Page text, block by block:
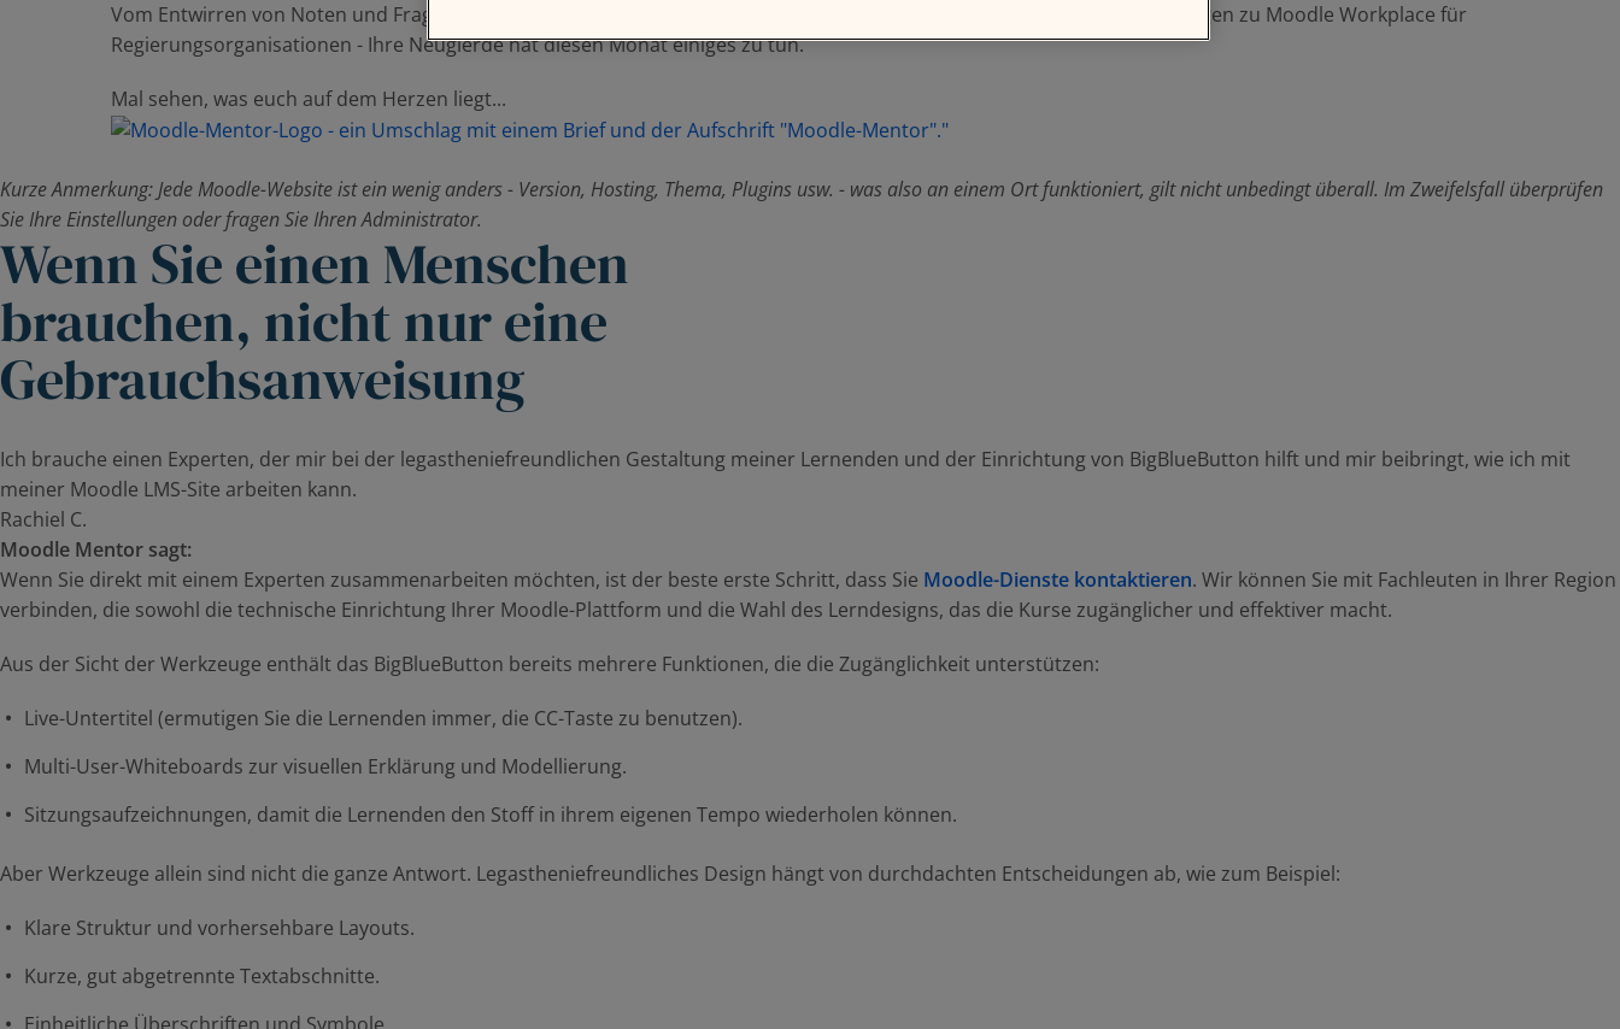
Vom Entwirren von Noten und Fragebänken über die Vorstellung von wirklich offenen Lernräumen bis hin zu Überlegungen zu Moodle Workplace für
Regierungsorganisationen - Ihre Neugierde hat diesen Monat einiges zu tun.
Mal sehen, was euch auf dem Herzen liegt...
Kurze Anmerkung: Jede Moodle-Website ist ein wenig anders - Version, Hosting, Thema, Plugins usw. - was also an einem Ort funktioniert, gilt nicht unbedingt überall. Im Zweifelsfall überprüfen
Sie Ihre Einstellungen oder fragen Sie Ihren Administrator.
Wenn Sie einen Menschen
brauchen, nicht nur eine
Gebrauchsanweisung
Ich brauche einen Experten, der mir bei der legastheniefreundlichen Gestaltung meiner Lernenden und der Einrichtung von BigBlueButton hilft und mir beibringt, wie ich mit
meiner Moodle LMS-Site arbeiten kann.
Rachiel C.
Moodle Mentor sagt:
Wenn Sie direkt mit einem Experten zusammenarbeiten möchten, ist der beste erste Schritt, dass Sie Moodle-Dienste kontaktieren. Wir können Sie mit Fachleuten in Ihrer Region
verbinden, die sowohl die technische Einrichtung Ihrer Moodle-Plattform und die Wahl des Lerndesigns, das die Kurse zugänglicher und effektiver macht.
Aus der Sicht der Werkzeuge enthält das BigBlueButton bereits mehrere Funktionen, die die Zugänglichkeit unterstützen:
Live-Untertitel (ermutigen Sie die Lernenden immer, die CC-Taste zu benutzen).
Multi-User-Whiteboards zur visuellen Erklärung und Modellierung.
Sitzungsaufzeichnungen, damit die Lernenden den Stoff in ihrem eigenen Tempo wiederholen können.
Aber Werkzeuge allein sind nicht die ganze Antwort. Legastheniefreundliches Design hängt von durchdachten Entscheidungen ab, wie zum Beispiel:
Klare Struktur und vorhersehbare Layouts.
Kurze, gut abgetrennte Textabschnitte.